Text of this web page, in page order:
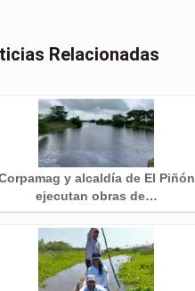
Relacionadas
y alcaldía de El Piñón
ejecutan obras de…